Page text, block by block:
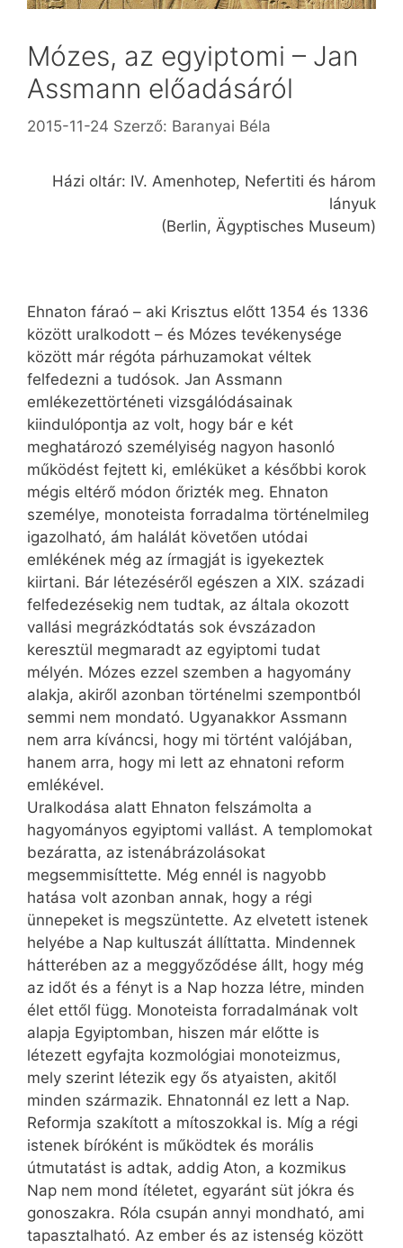
Mózes, az egyiptomi – Jan
Assmann előadásáról
2015-11-24 Szerző: Baranyai Béla
Házi oltár: IV. Amenhotep, Nefertiti és három
lányuk
(Berlin, Ägyptisches Museum)
Ehnaton fáraó – aki Krisztus előtt 1354 és 1336
között uralkodott – és Mózes tevékenysége
között már régóta párhuzamokat véltek
felfedezni a tudósok. Jan Assmann
emlékezettörténeti vizsgálódásainak
kiindulópontja az volt, hogy bár e két
meghatározó személyiség nagyon hasonló
működést fejtett ki, emléküket a későbbi korok
mégis eltérő módon őrizték meg. Ehnaton
személye, monoteista forradalma történelmileg
igazolható, ám halálát követően utódai
emlékének még az írmagját is igyekeztek
kiirtani. Bár létezéséről egészen a XIX. századi
felfedezésekig nem tudtak, az általa okozott
vallási megrázkódtatás sok évszázadon
keresztül megmaradt az egyiptomi tudat
mélyén. Mózes ezzel szemben a hagyomány
alakja, akiről azonban történelmi szempontból
semmi nem mondató. Ugyanakkor Assmann
nem arra kíváncsi, hogy mi történt valójában,
hanem arra, hogy mi lett az ehnatoni reform
emlékével.
Uralkodása alatt Ehnaton felszámolta a
hagyományos egyiptomi vallást. A templomokat
bezáratta, az istenábrázolásokat
megsemmisíttette. Még ennél is nagyobb
hatása volt azonban annak, hogy a régi
ünnepeket is megszüntette. Az elvetett istenek
helyébe a Nap kultuszát állíttatta. Mindennek
hátterében az a meggyőződése állt, hogy még
az időt és a fényt is a Nap hozza létre, minden
élet ettől függ. Monoteista forradalmának volt
alapja Egyiptomban, hiszen már előtte is
létezett egyfajta kozmológiai monoteizmus,
mely szerint létezik egy ős atyaisten, akitől
minden származik. Ehnatonnál ez lett a Nap.
Reformja szakított a mítoszokkal is. Míg a régi
istenek bíróként is működtek és morális
útmutatást is adtak, addig Aton, a kozmikus
Nap nem mond ítéletet, egy­aránt süt jókra és
gonoszakra. Róla csupán annyi mondható, ami
tapasztalható. Az ember és az istenség között